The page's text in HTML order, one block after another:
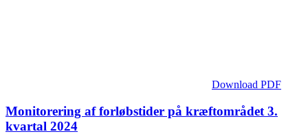
Download PDF
Monitorering af forløbstider på kræftområdet 3.
kvartal 2024